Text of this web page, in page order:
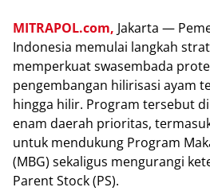
MITRAPOL.com, Jakarta —
Indonesia memulai langkah
memperkuat swasembada
pengembangan hilirisasi ayam
hingga hilir. Program tersebut
enam daerah prioritas,
untuk mendukung Program
(MBG) sekaligus mengurangi
Parent Stock (PS).